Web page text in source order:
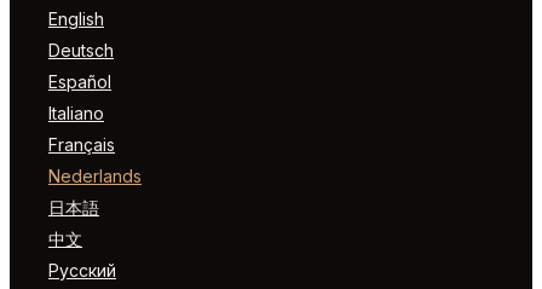
English
Deutsch
Español
Italiano
Français
Nederlands
日本語
中文
Русский